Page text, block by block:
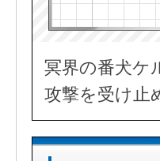
冥界の番犬ケ
攻撃を受け止